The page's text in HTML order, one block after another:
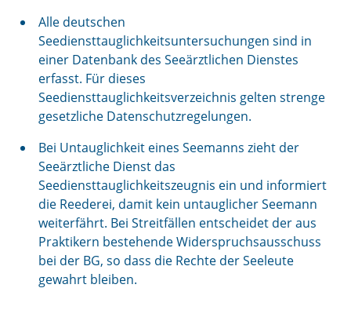
Alle deutschen
Seediensttauglichkeitsuntersuchungen sind in
einer Datenbank des Seeärztlichen Dienstes
erfasst. Für dieses
Seediensttauglichkeitsverzeichnis gelten strenge
gesetzliche Datenschutzregelungen.
Bei Untauglichkeit eines Seemanns zieht der
Seeärztliche Dienst das
Seediensttauglichkeitszeugnis ein und informiert
die Reederei, damit kein untauglicher Seemann
weiterfährt. Bei Streitfällen entscheidet der aus
Praktikern bestehende Widerspruchsausschuss
bei der BG, so dass die Rechte der Seeleute
gewahrt bleiben.